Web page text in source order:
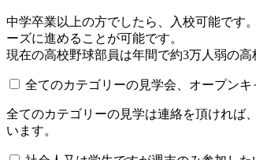
中学卒業以上の方でしたら、入校可能で
ーズに進めることが可能です。
現在の高校野球部員は年間で約3万人弱の
全てのカテゴリーの見学会、オープン
全てのカテゴリーの見学は連絡を頂ければ
います。